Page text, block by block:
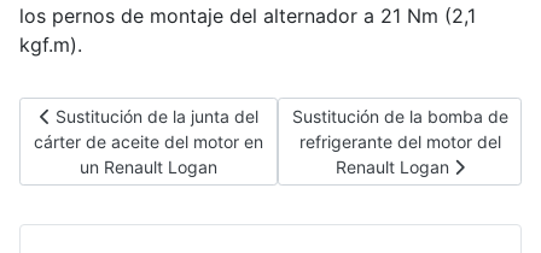
los pernos de montaje del alternador a 21 Nm (2,1
kgf.m).
Artículo anterior: Sustitución de la junta del cárter de aceite del
Sustitución de la junta del
cárter de aceite del motor en
un Renault Logan
Artículo siguiente: Sustitución
Sustitución de la bomba de
refrigerante del motor del
Renault Logan